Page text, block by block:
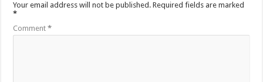
Your email address will not be published. Required fields are marked
*
Comment*